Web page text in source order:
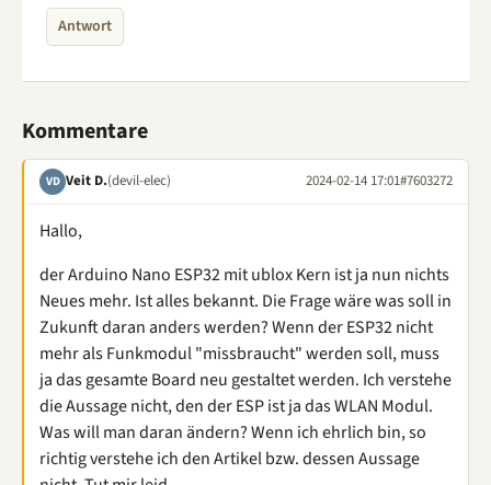
Antwort
Kommentare
VD Veit D.(devil-elec) 2024-02-14 17:01#7603272
Hallo,
der Arduino Nano ESP32 mit ublox Kern ist ja nun nichts
Neues mehr. Ist alles bekannt. Die Frage wäre was soll in
Zukunft daran anders werden? Wenn der ESP32 nicht
mehr als Funkmodul "missbraucht" werden soll, muss
ja das gesamte Board neu gestaltet werden. Ich verstehe
die Aussage nicht, den der ESP ist ja das WLAN Modul.
Was will man daran ändern? Wenn ich ehrlich bin, so
richtig verstehe ich den Artikel bzw. dessen Aussage